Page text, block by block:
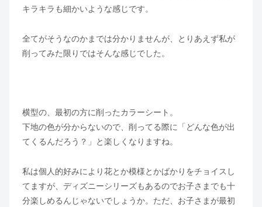
キラキラも細かいような感じです。
全てがそうなのかまでは分かりませんが、とりあえず私が
削ってみた限りではそんな感じでした。
横型の、最初の方に削ったカラーシート。
下地の色が分からないので、削ってる際に「どんな色が出
てくるんだろう？」と楽しくなりますね。
私は個人的好みにより花とか模様とかばかりをチョイスし
てますが、ディズニーシリーズもあるのでお子さまでも十
分楽しめるんじゃないでしょうか。ただ、お子さまが最初